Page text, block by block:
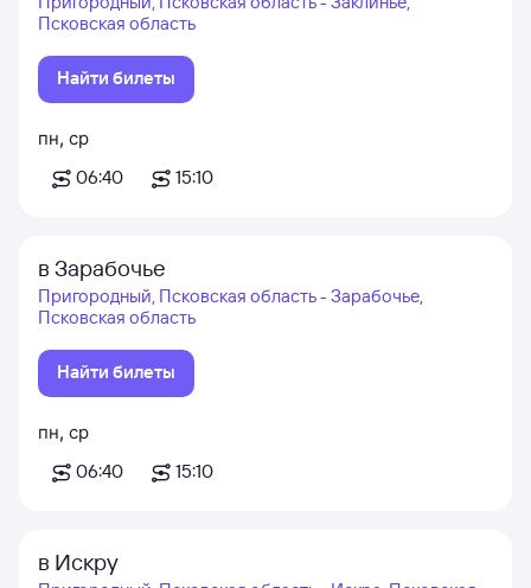
Псковская область
Найти билеты
пн, ср
06:40
15:10
в Зарабочье
Пригородный, Псковская область - Зарабочье,
Псковская область
Найти билеты
пн, ср
06:40
15:10
в Искру